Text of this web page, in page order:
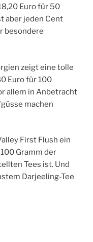
Euro für 50
aber jeden Cent
besondere
zeigt eine tolle
Euro für 100
allem in Anbetracht
machen
First Flush ein
Gramm der
Tees ist. Und
Darjeeling-Tee